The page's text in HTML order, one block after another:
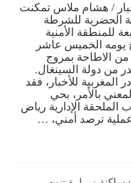
/ هشام ملاس تمكنت
الحضرية للشرطة
للمنطقة الأمنية
يومه الخميس عاشر
، من الاطاحة بمروج
من دولة السينغال.
للأخبار، فقد
بالأمر، بحي
الملحقة الإدارية رياض
عملية ترصد أمني، …